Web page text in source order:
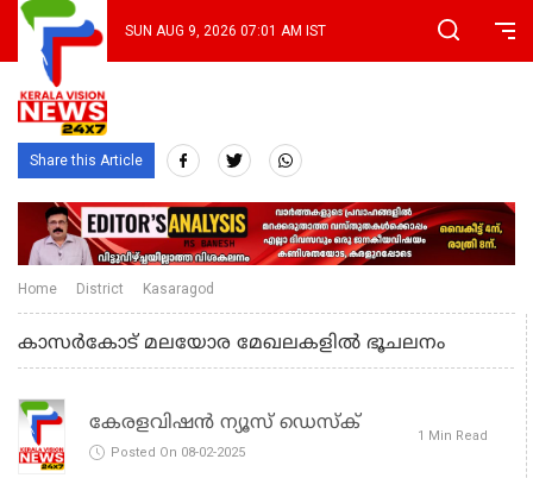
SUN AUG 9, 2026 07:01 AM IST
Share this Article
Home District Kasaragod
കാസര്‍കോട് മലയോര മേഖലകളിൽ ഭൂചലനം
കേരളവിഷൻ ന്യൂസ് ഡെസ്‌ക്
Posted On 08-02-2025
1 Min Read